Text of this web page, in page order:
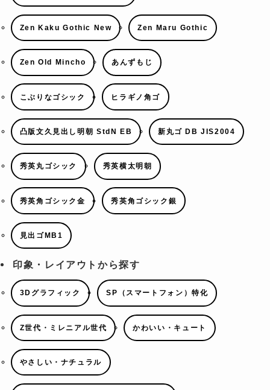
Zen Kaku Gothic New Zen Maru Gothic
Zen Old Mincho あんずもじ
こぶりなゴシック ヒラギノ角ゴ
凸版文久見出し明朝 StdN EB 新丸ゴ DB JIS2004
秀英丸ゴシック 秀英横太明朝
秀英角ゴシック金 秀英角ゴシック銀
見出ゴMB1
印象・レイアウトから探す
3Dグラフィック SP（スマートフォン）特化
Z世代・ミレニアル世代 かわいい・キュート
やさしい・ナチュラル